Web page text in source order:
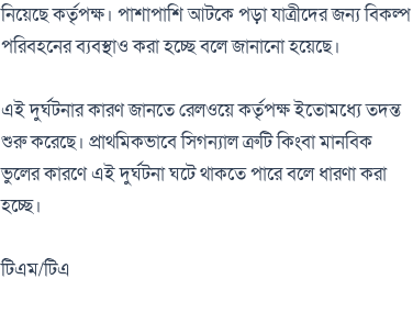
নিয়েছে কর্তৃপক্ষ। পাশাপাশি আটকে পড়া যাত্রীদের জন্য বিকল্প
পরিবহনের ব্যবস্থাও করা হচ্ছে বলে জানানো হয়েছে।
এই দুর্ঘটনার কারণ জানতে রেলওয়ে কর্তৃপক্ষ ইতোমধ্যে তদন্ত
শুরু করেছে। প্রাথমিকভাবে সিগন্যাল ত্রুটি কিংবা মানবিক
ভুলের কারণে এই দুর্ঘটনা ঘটে থাকতে পারে বলে ধারণা করা
হচ্ছে।
টিএম/টিএ